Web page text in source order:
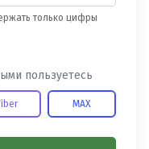
только цифры
пользуетесь
MAX